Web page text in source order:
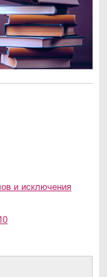
и исключения